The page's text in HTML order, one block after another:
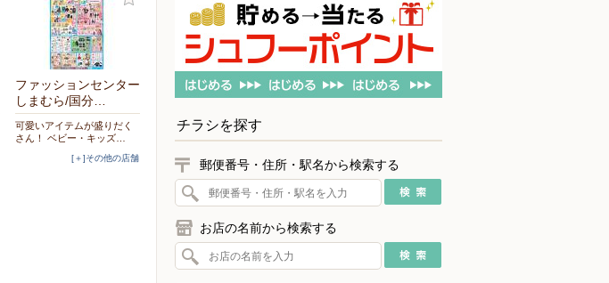
ファッションセンター
しまむら/国分…
可愛いアイテムが盛りだく
さん！ ベビー・キッズ…
[＋]その他の店舗
チラシを探す
郵便番号・住所・駅名から検索する
お店の名前から検索する